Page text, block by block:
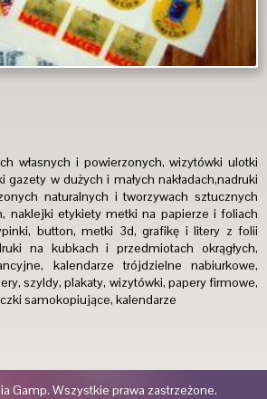
własnych i powierzonych, wizytówki ulotki
gazety w dużych i małych nakładach,nadruki
naturalnych i tworzywach sztucznych
naklejki etykiety metki na papierze i foliach
button, metki 3d, grafikę i litery z folii
na kubkach i przedmiotach okrągłych,
kalendarze trójdzielne nabiurkowe,
szyldy, plakaty, wizytówki, papery firmowe,
samokopiujące, kalendarze
Gamp. Wszystkie prawa zastrzeżone.